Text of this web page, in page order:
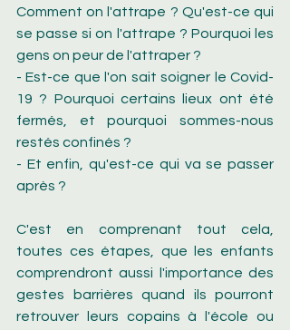
Comment on l'attrape ? Qu'est-ce qui
se passe si on l'attrape ? Pourquoi les
gens on peur de l'attraper ?
- Est-ce que l'on sait soigner le Covid-
19 ? Pourquoi certains lieux ont été
fermés, et pourquoi sommes-nous
restés confinés ?
- Et enfin, qu'est-ce qui va se passer
après ?
C'est en comprenant tout cela,
toutes ces étapes, que les enfants
comprendront aussi l'importance des
gestes barrières quand ils pourront
retrouver leurs copains à l'école ou